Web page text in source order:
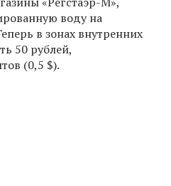
воду на
в зонах внутренних
50 рублей,
(0,5 $).